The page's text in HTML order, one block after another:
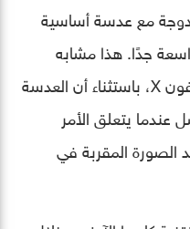
مع عدسة أساسية
جدًا. هذا مشابه
بشكل ملحوظ لما ستجده على آيفون X، باستثناء أن العدسة
عندما يتعلق الأمر
الصورة المقربة في